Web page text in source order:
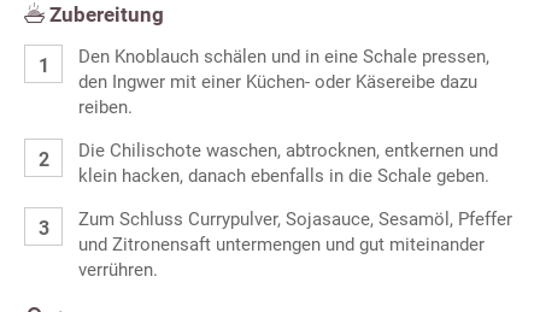
Zubereitung
Den Knoblauch schälen und in eine Schale pressen,
den Ingwer mit einer Küchen- oder Käsereibe dazu
reiben.
Die Chilischote waschen, abtrocknen, entkernen und
klein hacken, danach ebenfalls in die Schale geben.
Zum Schluss Currypulver, Sojasauce, Sesamöl, Pfeffer
und Zitronensaft untermengen und gut miteinander
verrühren.